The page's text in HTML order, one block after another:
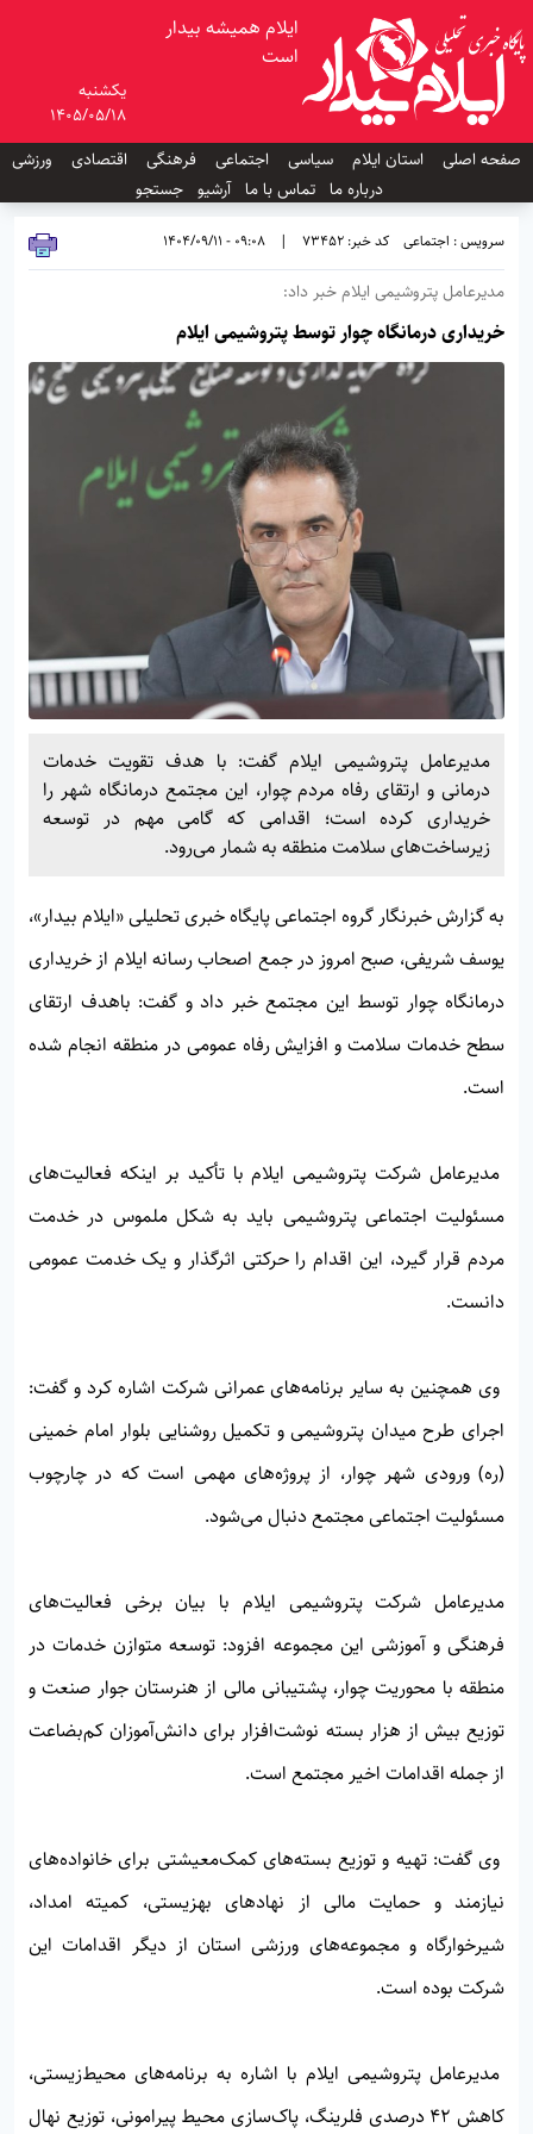
ایلام همیشه بیدار
است
یکشنبه
1405/05/18
صفحه اصلی
استان ایلام سیاسی اجتماعی فرهنگی اقتصادی
ورزشی
درباره ما تماس با ما آرشیو جستجو
سرویس : اجتماعی کد خبر: 73452 |
09:08 - 1404/09/11
مدیرعامل پتروشیمی ایلام خبر داد:
خریداری درمانگاه چوار توسط پتروشیمی ایلام
مدیرعامل پتروشیمی ایلام گفت: با هدف تقویت خدمات
درمانی و ارتقای رفاه مردم چوار، این مجتمع درمانگاه شهر را
خریداری کرده است؛ اقدامی که گامی مهم در توسعه
زیرساخت‌های سلامت منطقه به شمار می‌رود.
به گزارش خبرنگار گروه اجتماعی پایگاه خبری تحلیلی «ایلام بیدار»،
یوسف شریفی، صبح امروز در جمع اصحاب رسانه ایلام از خریداری
درمانگاه چوار توسط این مجتمع خبر داد و گفت: باهدف ارتقای
سطح خدمات سلامت و افزایش رفاه عمومی در منطقه انجام شده
است.
مدیرعامل شرکت پتروشیمی ایلام با تأکید بر اینکه فعالیت‌های
مسئولیت اجتماعی پتروشیمی باید به شکل ملموس در خدمت
مردم قرار گیرد، این اقدام را حرکتی اثرگذار و یک خدمت عمومی
دانست.
وی همچنین به سایر برنامه‌های عمرانی شرکت اشاره کرد و گفت:
اجرای طرح میدان پتروشیمی و تکمیل روشنایی بلوار امام خمینی
(ره) ورودی شهر چوار، از پروژه‌های مهمی است که در چارچوب
مسئولیت اجتماعی مجتمع دنبال می‌شود.
مدیرعامل شرکت پتروشیمی ایلام با بیان برخی فعالیت‌های
فرهنگی و آموزشی این مجموعه افزود: توسعه متوازن خدمات در
منطقه با محوریت چوار، پشتیبانی مالی از هنرستان جوار صنعت و
توزیع بیش از هزار بسته نوشت‌افزار برای دانش‌آموزان کم‌بضاعت
از جمله اقدامات اخیر مجتمع است.
وی گفت: تهیه و توزیع بسته‌های کمک‌معیشتی برای خانواده‌های
نیازمند و حمایت مالی از نهادهای بهزیستی، کمیته امداد،
شیرخوارگاه و مجموعه‌های ورزشی استان از دیگر اقدامات این
شرکت بوده است.
مدیرعامل پتروشیمی ایلام با اشاره به برنامه‌های محیط‌زیستی،
کاهش ۴۲ درصدی فلرینگ، پاک‌سازی محیط پیرامونی، توزیع نهال